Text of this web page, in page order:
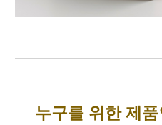
누구를 위한 제